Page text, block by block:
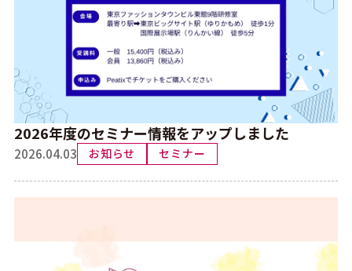
プライバシーポリシー
お問い合わせ
メルマガ希望
2026年度のセミナー情報をアップしました
2026.04.03 お知らせ セミナー